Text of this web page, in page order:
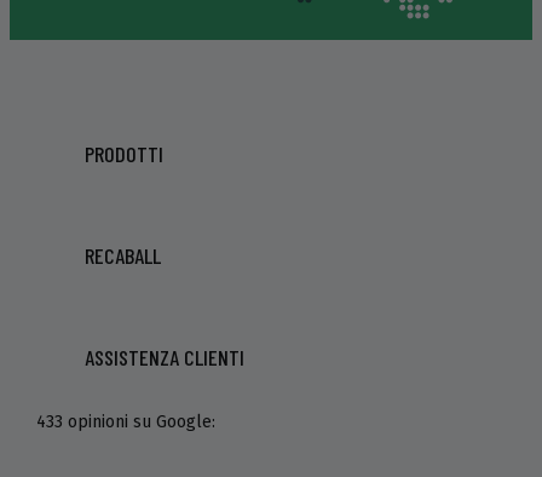
PRODOTTI
RECABALL
ASSISTENZA CLIENTI
433 opinioni su Google: